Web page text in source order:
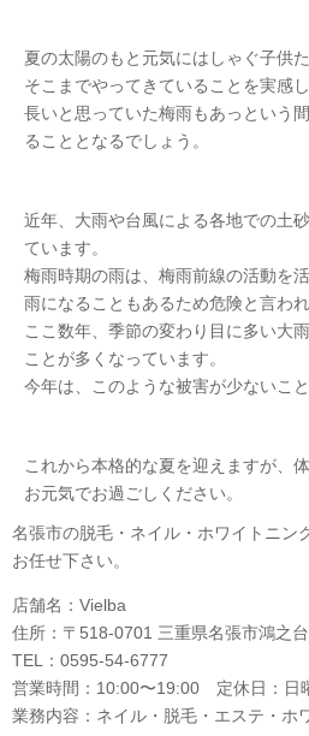
夏の太陽のもと元気にはしゃぐ子供
そこまでやってきていることを実感し
長いと思っていた梅雨もあっという
ることとなるでしょう。
近年、大雨や台風による各地での土
ています。
梅雨時期の雨は、梅雨前線の活動を
雨になることもあるため危険と言われ
ここ数年、季節の変わり目に多い大
ことが多くなっています。
今年は、このような被害が少ないこと
これから本格的な夏を迎えますが、
お元気でお過ごしください。
名張市の脱毛・ネイル・ホワイトニン
お任せ下さい。
店舗名：Vielba
住所：〒518-0701 三重県名張市鴻之
TEL：0595-54-6777
営業時間：10:00〜19:00 定休日：日
業務内容：ネイル・脱毛・エステ・ホ